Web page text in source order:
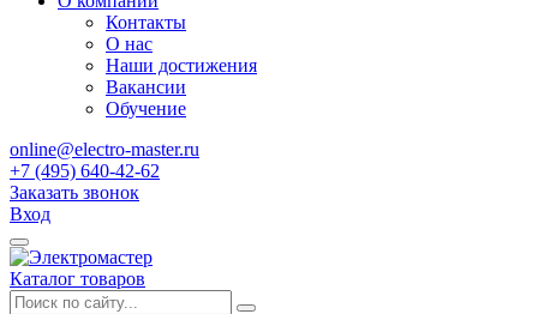
Контакты
О нас
Наши достижения
Вакансии
Обучение
online@electro-master.ru
+7 (495) 640-42-62
Заказать звонок
Вход
Каталог товаров